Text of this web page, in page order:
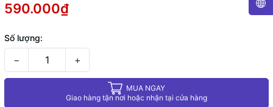
590.000₫
Số lượng:
− +
MUA NGAY
Giao hàng tận nơi hoặc nhận tại cửa hàng